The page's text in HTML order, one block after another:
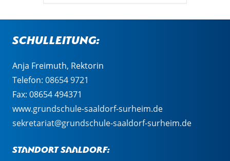
Schulleitung:
Anja Freimuth, Rektorin
Telefon: 08654 9721
Fax: 08654 494371
www.grundschule-saaldorf-surheim.de
sekretariat@grundschule-saaldorf-surheim.de
Standort Saaldorf: